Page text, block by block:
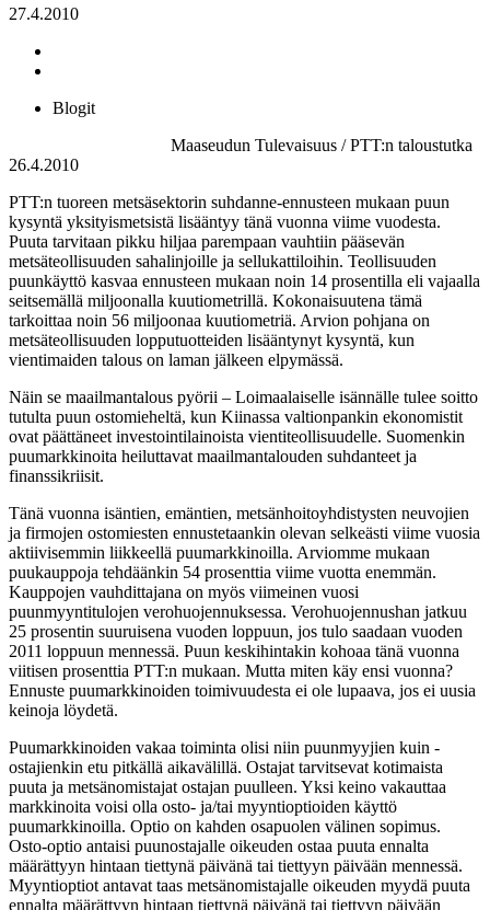
27.4.2010
Blogit
Maaseudun Tulevaisuus / PTT:n taloustutka
26.4.2010
PTT:n tuoreen metsäsektorin suhdanne-ennusteen mukaan puun
kysyntä yksityismetsistä lisääntyy tänä vuonna viime vuodesta.
Puuta tarvitaan pikku hiljaa parempaan vauhtiin pääsevän
metsäteollisuuden sahalinjoille ja sellukattiloihin. Teollisuuden
puunkäyttö kasvaa ennusteen mukaan noin 14 prosentilla eli vajaalla
seitsemällä miljoonalla kuutiometrillä. Kokonaisuutena tämä
tarkoittaa noin 56 miljoonaa kuutiometriä. Arvion pohjana on
metsäteollisuuden lopputuotteiden lisääntynyt kysyntä, kun
vientimaiden talous on laman jälkeen elpymässä.
Näin se maailmantalous pyörii – Loimaalaiselle isännälle tulee soitto
tutulta puun ostomieheltä, kun Kiinassa valtionpankin ekonomistit
ovat päättäneet investointilainoista vientiteollisuudelle. Suomenkin
puumarkkinoita heiluttavat maailmantalouden suhdanteet ja
finanssikriisit.
Tänä vuonna isäntien, emäntien, metsänhoitoyhdistysten neuvojien
ja firmojen ostomiesten ennustetaankin olevan selkeästi viime vuosia
aktiivisemmin liikkeellä puumarkkinoilla. Arviomme mukaan
puukauppoja tehdäänkin 54 prosenttia viime vuotta enemmän.
Kauppojen vauhdittajana on myös viimeinen vuosi
puunmyyntitulojen verohuojennuksessa. Verohuojennushan jatkuu
25 prosentin suuruisena vuoden loppuun, jos tulo saadaan vuoden
2011 loppuun mennessä. Puun keskihintakin kohoaa tänä vuonna
viitisen prosenttia PTT:n mukaan. Mutta miten käy ensi vuonna?
Ennuste puumarkkinoiden toimivuudesta ei ole lupaava, jos ei uusia
keinoja löydetä.
Puumarkkinoiden vakaa toiminta olisi niin puunmyyjien kuin -
ostajienkin etu pitkällä aikavälillä. Ostajat tarvitsevat kotimaista
puuta ja metsänomistajat ostajan puulleen. Yksi keino vakauttaa
markkinoita voisi olla osto- ja/tai myyntioptioiden käyttö
puumarkkinoilla. Optio on kahden osapuolen välinen sopimus.
Osto-optio antaisi puunostajalle oikeuden ostaa puuta ennalta
määrättyyn hintaan tiettynä päivänä tai tiettyyn päivään mennessä.
Myyntioptiot antavat taas metsänomistajalle oikeuden myydä puuta
ennalta määrättyyn hintaan tiettynä päivänä tai tiettyyn päivään